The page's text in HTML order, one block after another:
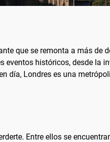
que se remonta a más de
históricos, desde la
día, Londres es una
Entre ellos se